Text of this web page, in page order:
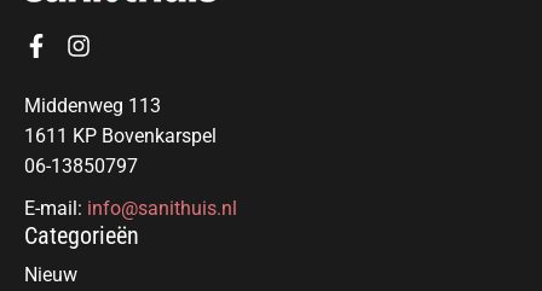
Middenweg 113
1611 KP Bovenkarspel
06-13850797
E-mail: info@sanithuis.nl
Categorieën
Nieuw